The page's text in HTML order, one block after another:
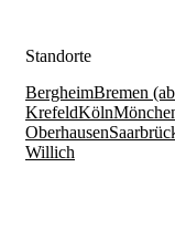
Standorte
BergheimBremen
KrefeldKöln
Oberhausen
Willich